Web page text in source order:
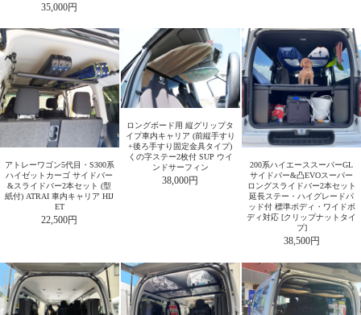
35,000円
アトレーワゴン5代目・S300系
ハイゼットカーゴ サイドバー
&スライドバー2本セット (型
紙付) ATRAI 車内キャリア HIJ
ET
22,500円
ロングボード用 縦グリップタ
イプ車内キャリア (前縦手すり
+後ろ手すり固定金具タイプ)
くの字ステー2枚付 SUP ウイ
ンドサーフィン
38,000円
200系ハイエーススーパーGL
サイドバー&凸EVOスーパー
ロングスライドバー2本セット
延長ステー・ハイグレードパ
ッド付 標準ボディ・ワイドボ
ディ対応 [クリップナットタイ
プ]
38,500円